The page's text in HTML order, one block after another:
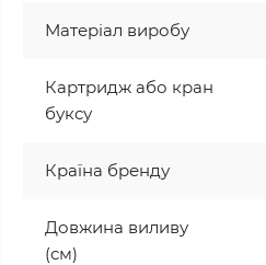
Матеріал виробу
Картридж або кран
буксу
Країна бренду
Довжина виливу
(см)